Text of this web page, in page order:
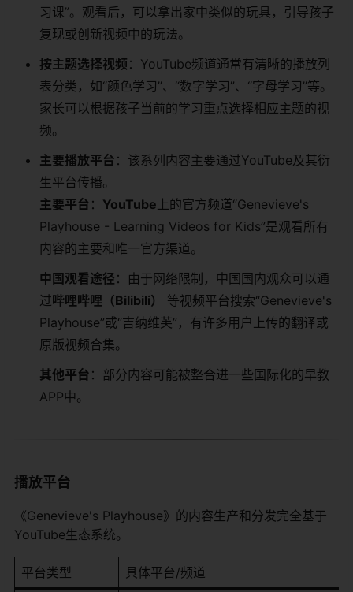
习课”。观看后，可以拿出家中类似的玩具，引导孩子
复现或创新视频中的玩法。
按主题选择视频 ：YouTube频道通常有清晰的播放列
表分类，如“颜色学习”、“数字学习”、“字母学习”等。
家长可以根据孩子当前的学习重点选择相应主题的视
频。
主要播放平台 ：该系列内容主要通过YouTube及其衍
生平台传播。
主要平台 ： YouTube 上的官方频道“Genevieve's
Playhouse - Learning Videos for Kids”是观看所有
内容的主要和唯一官方渠道。
中国观看途径 ：由于网络限制，中国国内观众可以通
过哔哩哔哩（Bilibili）
​ 等视频平台搜索“Genevieve's
Playhouse”或“吉纳维芙”，有许多用户上传的翻译或
原版视频合集。
其他平台 ：部分内容可能被整合进一些国际化的早教
APP中。
播放平台
《Genevieve's Playhouse》的内容生产和分发完全基于
YouTube生态系统。
平台类型 具体平台/频道